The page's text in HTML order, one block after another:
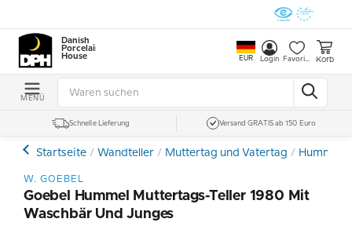
Danish
Porcelain
House
EUR Login Favoriten Korb
MENÜ
Schnelle Lieferung Versand GRATIS ab 150 Euro
Startseite Wandteller Muttertag und Vatertag Hummel
W. GOEBEL
Goebel Hummel Muttertags-Teller 1980 Mit
Waschbär Und Junges